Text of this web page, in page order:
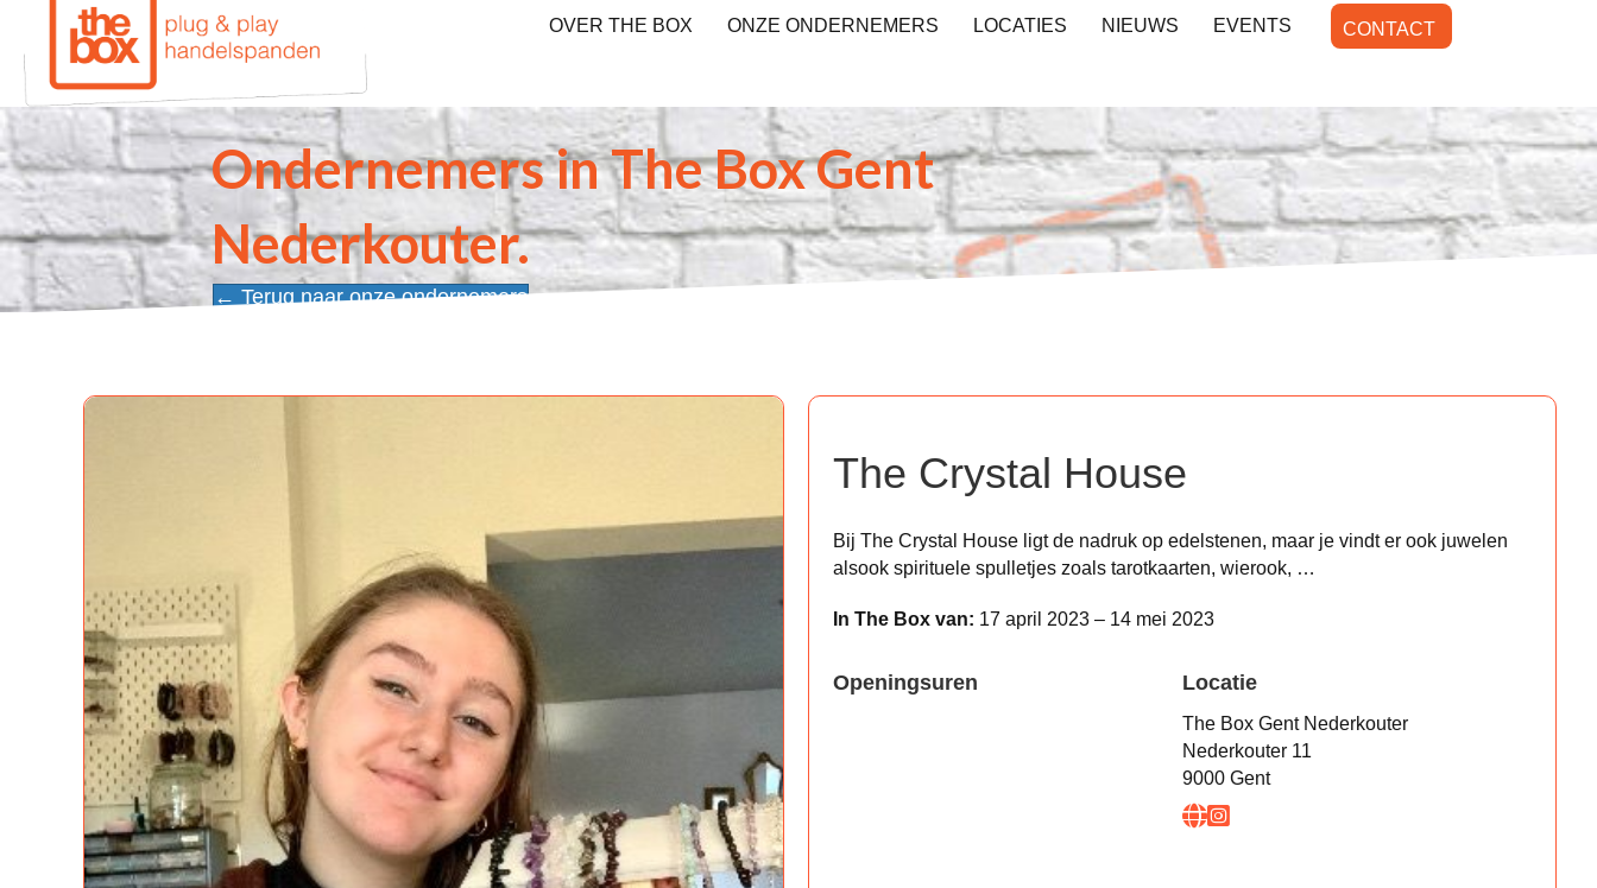
OVER THE BOX ONZE ONDERNEMERS LOCATIES NIEUWS EVENTS CONTACT
Ondernemers in The Box Gent
Nederkouter.
← Terug naar onze ondernemers
The Crystal House
Bij The Crystal House ligt de nadruk op edelstenen, maar je vindt er ook juwelen
alsook spirituele spulletjes zoals tarotkaarten, wierook, …
In The Box van: 17 april 2023 – 14 mei 2023
Openingsuren Locatie
The Box Gent Nederkouter
Nederkouter 11
9000 Gent